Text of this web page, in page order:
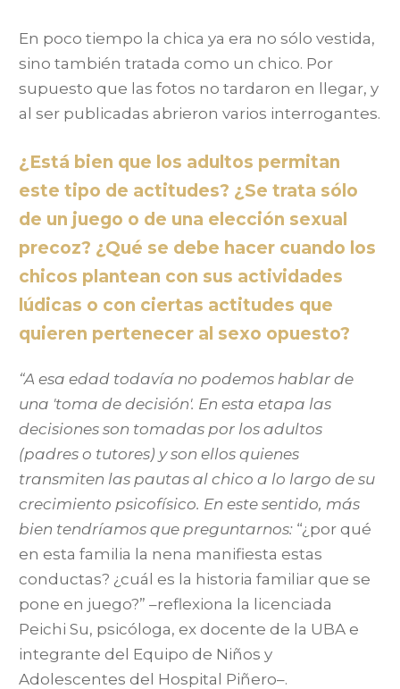
En poco tiempo la chica ya era no sólo vestida,
sino también tratada como un chico. Por
supuesto que las fotos no tardaron en llegar, y
al ser publicadas abrieron varios interrogantes.
¿Está bien que los adultos permitan
este tipo de actitudes? ¿Se trata sólo
de un juego o de una elección sexual
precoz? ¿Qué se debe hacer cuando los
chicos plantean con sus actividades
lúdicas o con ciertas actitudes que
quieren pertenecer al sexo opuesto?
“A esa edad todavía no podemos hablar de
una 'toma de decisión'. En esta etapa las
decisiones son tomadas por los adultos
(padres o tutores) y son ellos quienes
transmiten las pautas al chico a lo largo de su
crecimiento psicofísico. En este sentido, más
bien tendríamos que preguntarnos: “¿por qué
en esta familia la nena manifiesta estas
conductas? ¿cuál es la historia familiar que se
pone en juego?” –reflexiona la licenciada
Peichi Su, psicóloga, ex docente de la UBA e
integrante del Equipo de Niños y
Adolescentes del Hospital Piñero–.